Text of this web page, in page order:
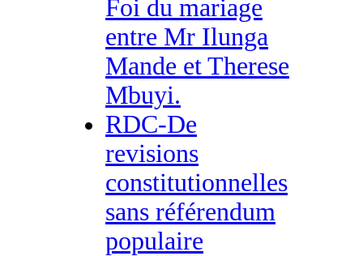
Foi du mariage
entre Mr Ilunga
Mande et Therese
Mbuyi.
RDC-De
revisions
constitutionnelles
sans référendum
populaire